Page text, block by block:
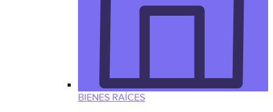
BIENES RAÍCES